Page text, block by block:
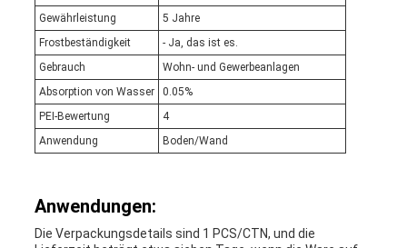
Gewährleistung
5 Jahre
Frostbeständigkeit
- Ja, das ist es.
Gebrauch
Wohn- und Gewerbeanlagen
Absorption von Wasser
0.05%
PEI-Bewertung
4
Anwendung
Boden/Wand
Anwendungen:
Die Verpackungsdetails sind 1 PCS/CTN, und die